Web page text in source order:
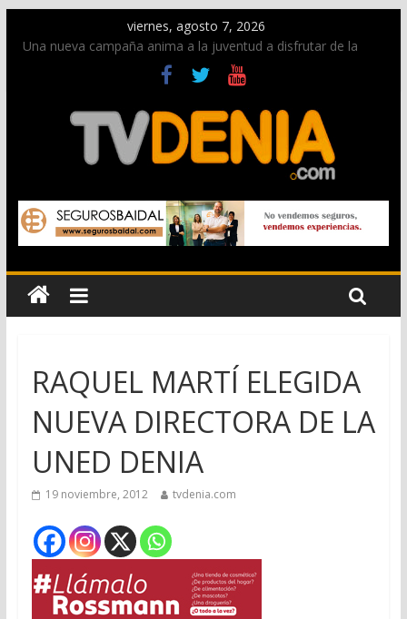
viernes, agosto 7, 2026
Una nueva campaña anima a la juventud a disfrutar de la
Paco Adsuar dona al Arxiu de Dénia más de 50.000 imágenes
de la memoria visual de la ciudad
La Entraeta Festera llena de ambiente la calle Marqués de
Campo con la recepción a la Capitanía Cristiana
El XII Festival de Jazz de Dénia reunirá durante agosto a
figuras nacionales e internacionales en los Jardins de
Torrecremada
Los Moros y Cristianos 2026 reciben las llaves de la ciudad y
dan inicio a las fiestas en Dénia
RAQUEL MARTÍ ELEGIDA
NUEVA DIRECTORA DE LA
UNED DENIA
19 noviembre, 2012 tvdenia.com